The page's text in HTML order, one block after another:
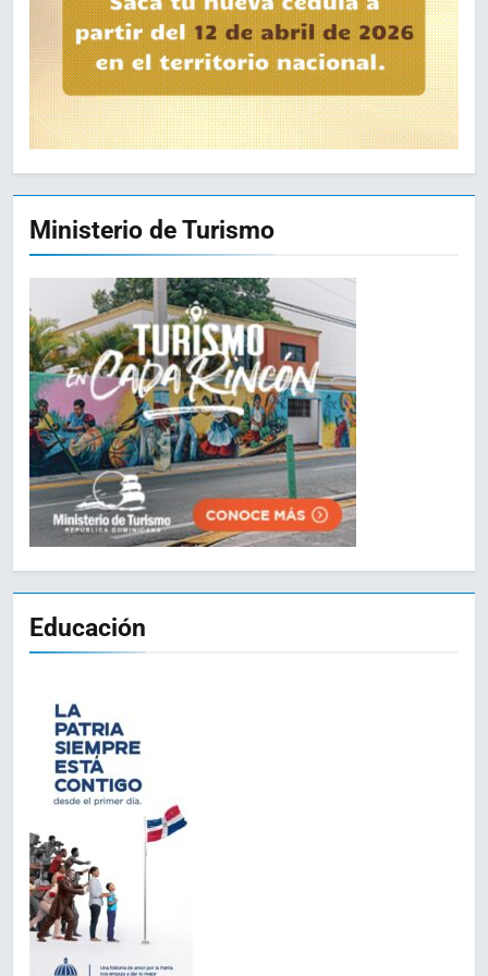
Ministerio de Turismo
Educación